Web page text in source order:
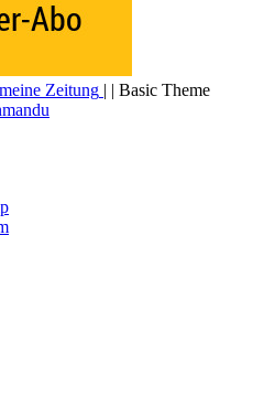
Zeitung | | Basic Theme